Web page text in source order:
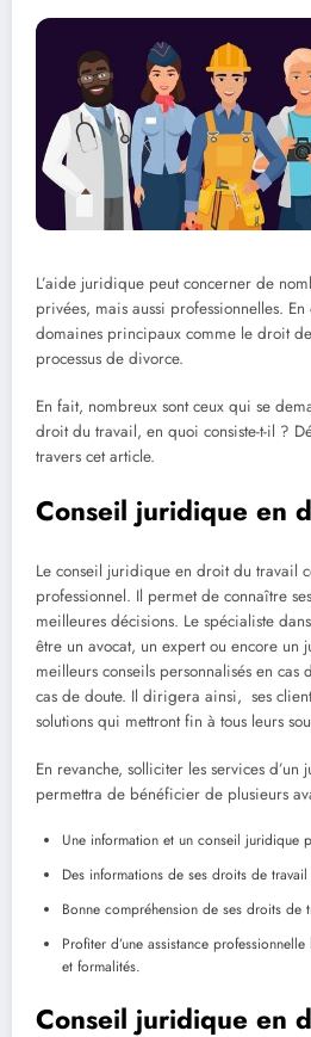
L’aide juridique peut concerner de
privées, mais aussi professionnelles.
domaines principaux comme le droit
processus de divorce.
En fait, nombreux sont ceux qui se
droit du travail, en quoi consiste-t-il ?
travers cet article.
Conseil juridique en
Le conseil juridique en droit du travail
professionnel. Il permet de connaître
meilleures décisions. Le spécialiste
être un avocat, un expert ou encore un
meilleurs conseils personnalisés en cas
cas de doute. Il dirigera ainsi, ses
solutions qui mettront fin à tous leurs
En revanche, solliciter les services d’un
permettra de bénéficier de plusieurs
Une information et un conseil juridique
Des informations de ses droits de
Bonne compréhension de ses droits de
Profiter d’une assistance
et formalités.
Conseil juridique en